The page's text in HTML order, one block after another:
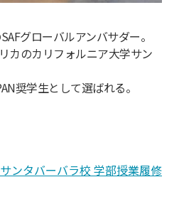
グローバルアンバサダー。
カのカリフォルニア大学サン
奨学生として選ばれる。
ンタバーバラ校 学部授業履修